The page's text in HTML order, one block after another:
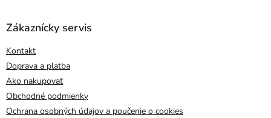
Zákaznícky servis
Kontakt
Doprava a platba
Ako nakupovať
Obchodné podmienky
Ochrana osobných údajov a poučenie o cookies